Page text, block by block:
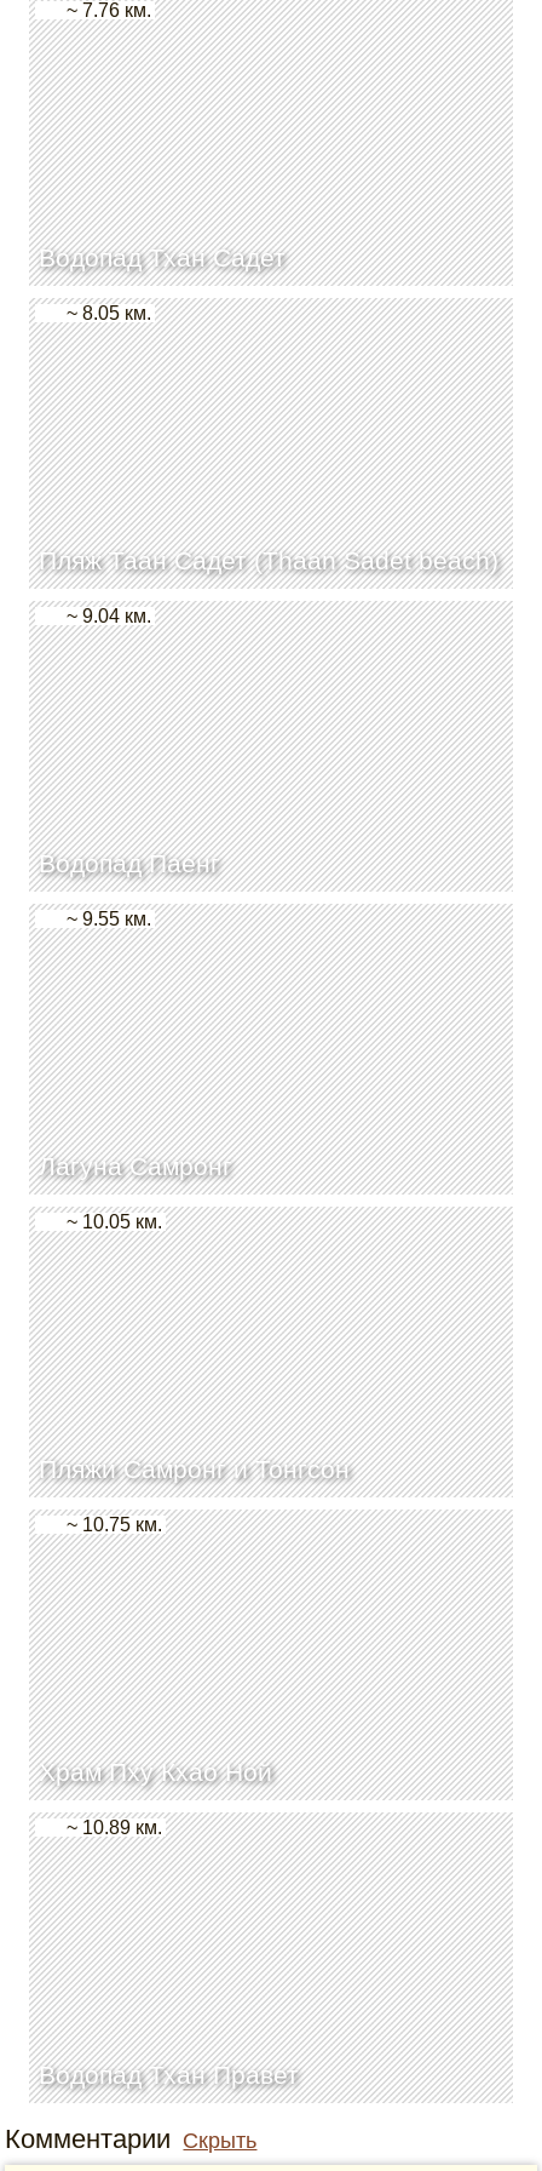
Водопад Тхан Садет
~ 7.76 км.
Пляж Таан Садет (Thaan Sadet beach)
~ 8.05 км.
Водопад Паенг
~ 9.04 км.
Лагуна Самронг
~ 9.55 км.
Пляжи Самронг и Тонгсон
~ 10.05 км.
Храм Пху Кхао Ной
~ 10.75 км.
Водопад Тхан Правет
~ 10.89 км.
Комментарии Скрыть